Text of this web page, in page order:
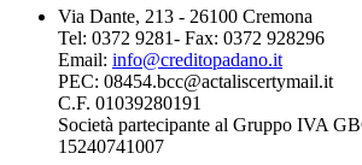
Via Dante, 213 - 26100 Cremona
Tel: 0372 9281- Fax: 0372 928296
Email: info@creditopadano.it
PEC: 08454.bcc@actaliscertymail.it
C.F. 01039280191
Società partecipante al Gruppo IVA
15240741007